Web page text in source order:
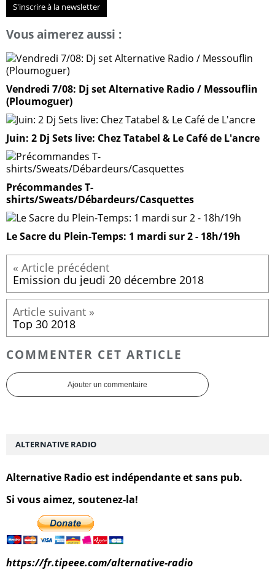
S'inscrire à la newsletter
Vous aimerez aussi :
Vendredi 7/08: Dj set Alternative Radio / Messouflin
(Ploumoguer)
Juin: 2 Dj Sets live: Chez Tatabel & Le Café de L'ancre
Précommandes T-
shirts/Sweats/Débardeurs/Casquettes
Le Sacre du Plein-Temps: 1 mardi sur 2 - 18h/19h
Emission du jeudi 20 décembre 2018
Top 30 2018
COMMENTER CET ARTICLE
Ajouter un commentaire
ALTERNATIVE RADIO
Alternative Radio est indépendante et sans pub.
Si vous aimez, soutenez-la!
https://fr.tipeee.com/alternative-radio